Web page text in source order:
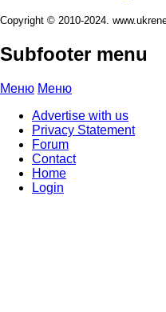
Copyright © 2010-2024.
Subfooter menu
Меню Меню
Advertise with us
Privacy Statement
Forum
Contact
Home
Login